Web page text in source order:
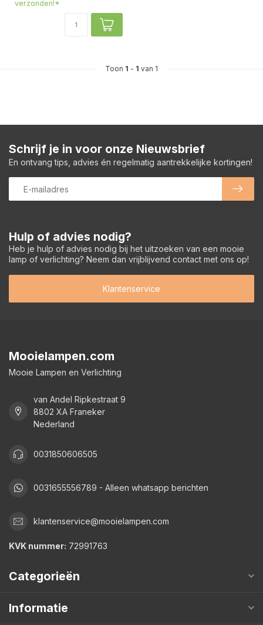
verzonden!*
Toon 1 - 1 van 1
Hulp of advies nodig?
Heb je hulp of advies nodig bij het uitzoeken van een mooie
lamp of verlichting? Neem dan vrijblijvend contact met ons op!
Klantenservice
Schrijf je in voor onze Nieuwsbrief
En ontvang tips, advies én regelmatig aantrekkelijke kortingen!
Mooielampen.com
Mooie Lampen en Verlichting
van Andel Ripkestraat 9
8802 XA Franeker
Nederland
0031850606505
0031655556789 - Alleen whatsapp berichten
klantenservice@mooielampen.com
KVK nummer: 72991763
Categorieën
Informatie